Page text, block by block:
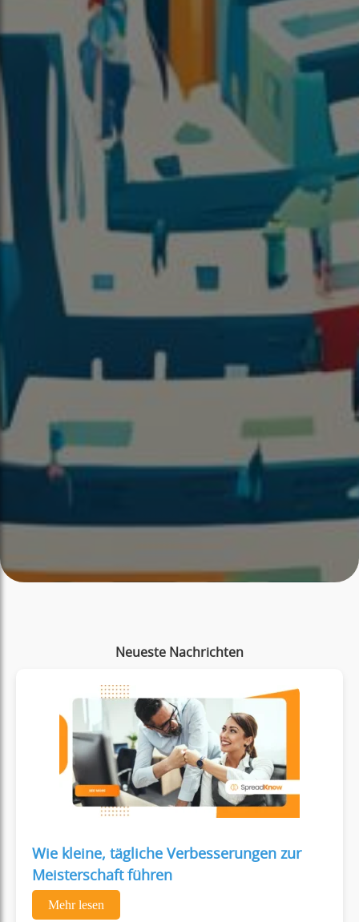
Neueste Nachrichten
Wie kleine, tägliche Verbesserungen zur
Meisterschaft führen
Mehr lesen